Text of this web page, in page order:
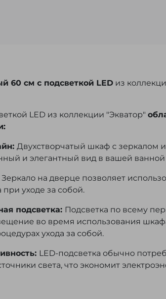
60 см с подсветкой LED из
LED из коллекции "Экватор"
Двухстворчатый шкаф с зеркалом
и элегантный вид в вашей ванной
Зеркало на дверце позволяет
при уходе за собой.
подсветка: Подсветка по всему
во время использования
ухода за собой.
LED-подсветка обычно
света, что экономит